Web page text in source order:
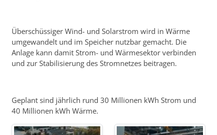
Überschüssiger Wind- und Solarstrom wird in Wärme
umgewandelt und im Speicher nutzbar gemacht. Die
Anlage kann damit Strom- und Wärmesektor verbinden
und zur Stabilisierung des Stromnetzes beitragen.
Geplant sind jährlich rund 30 Millionen kWh Strom und
40 Millionen kWh Wärme.